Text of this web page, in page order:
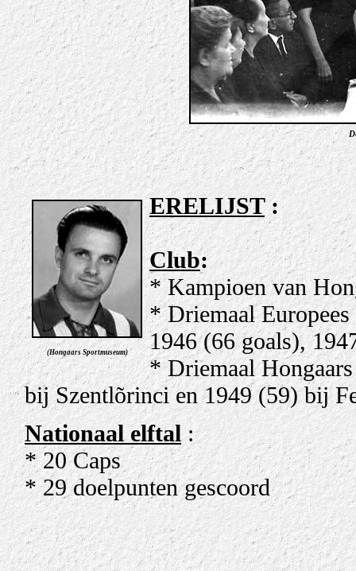
(Hongaars Sportmuseum)
ERELIJST:
Club:
* Kampioen van
* Driemaal
1946 (66 goals),
* Driemaal
bij Szentlõrinci en 1949 (59) bij
Nationaal elftal :
* 20 Caps
* 29 doelpunten gescoord